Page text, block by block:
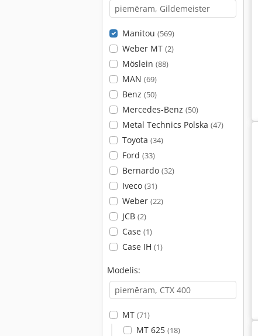
Manitou (569)
Weber MT (2)
Möslein (88)
MAN (69)
Benz (50)
Mercedes-Benz (50)
Metal Technics Polska (47)
Toyota (34)
Ford (33)
Bernardo (32)
Iveco (31)
Weber (22)
JCB (2)
Case (1)
Case IH (1)
Modelis:
MT (71)
MT 625 (18)